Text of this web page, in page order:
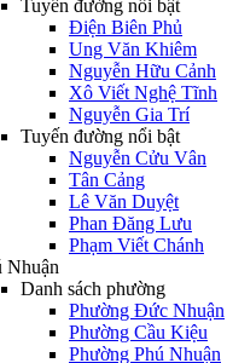
Tuyến đường nổi bật
Điện Biên Phủ
Ung Văn Khiêm
Nguyễn Hữu Cảnh
Xô Viết Nghệ Tĩnh
Nguyễn Gia Trí
Tuyến đường nổi bật
Nguyễn Cửu Vân
Tân Cảng
Lê Văn Duyệt
Phan Đăng Lưu
Phạm Viết Chánh
Nhuận
Danh sách phường
Phường Đức Nhuận
Phường Cầu Kiệu
Phường Phú Nhuận